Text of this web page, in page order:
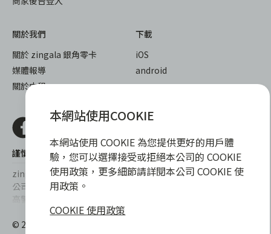
關於我們
關於 zingala 銀角零卡
媒體報導
關於中租
下載
iOS
android
謹慎衡量自身財務狀況，理性理財最安心
zingala銀角零卡/仲信資融沒有代辦公司及代辦業務，也未與代辦
公司合作，更不會要求您提供實體銀行提款卡或實體信用卡，請提
高警覺，勿受騙上當！
提醒您，消費前請審慎評估財務狀況，理性理財最安心。總費用年
百分率區間為0%~15.9%，實際費用率，仍以各合作商家提供之商
© 2022 仲信資融股份有限公司 Chailease Consumer Finance
本網站使用COOKIE
本網站使用 COOKIE 為您提供更好的用戶體
驗，您可以選擇接受或拒絕本公司的 COOKIE
使用政策，更多細節請詳閱本公司 COOKIE 使
用政策。
COOKIE 使用政策